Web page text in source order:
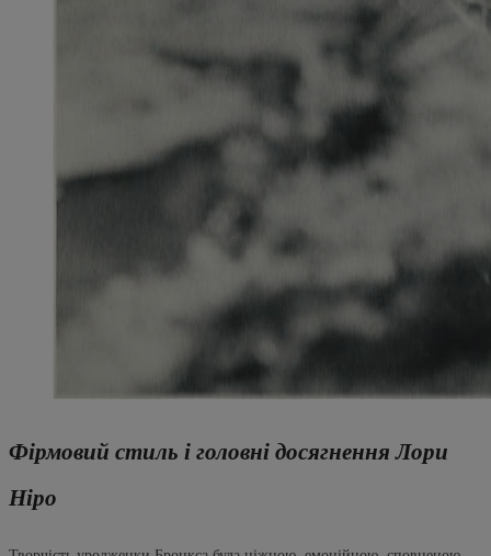
Фірмовий стиль і головні досягнення Лори
Ніро